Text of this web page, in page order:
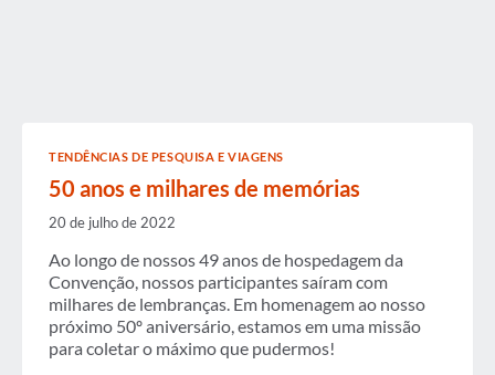
TENDÊNCIAS DE PESQUISA E VIAGENS
50 anos e milhares de memórias
20 de julho de 2022
Ao longo de nossos 49 anos de hospedagem da
Convenção, nossos participantes saíram com
milhares de lembranças. Em homenagem ao nosso
próximo 50º aniversário, estamos em uma missão
para coletar o máximo que pudermos!